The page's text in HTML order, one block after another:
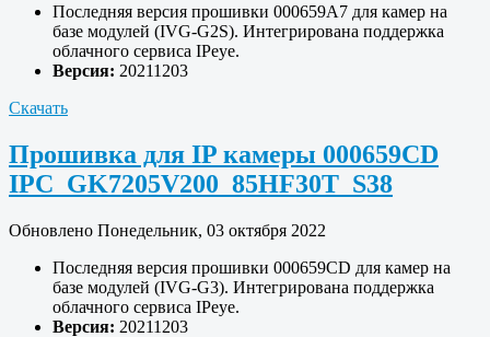
Последняя версия прошивки 000659A7 для камер на
базе модулей (IVG-G2S). Интегрирована поддержка
облачного сервиса IPeye.
Версия: 20211203
Скачать
Прошивка для IP камеры 000659CD
IPC_GK7205V200_85HF30T_S38
Обновлено Понедельник, 03 октября 2022
Последняя версия прошивки 000659CD для камер на
базе модулей (IVG-G3). Интегрирована поддержка
облачного сервиса IPeye.
Версия: 20211203